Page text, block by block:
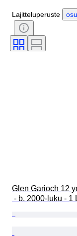
Alcohol Percent
Pullottaja
Lajitteluperuste
Glen Garioch 12
- b. 2000-luku - 1